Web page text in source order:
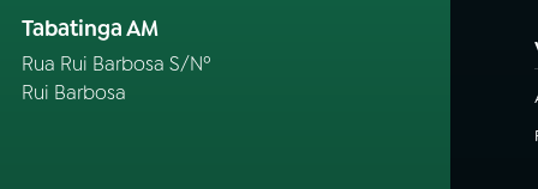
Tabatinga AM
Rua Rui Barbosa S/Nº
Rui Barbosa